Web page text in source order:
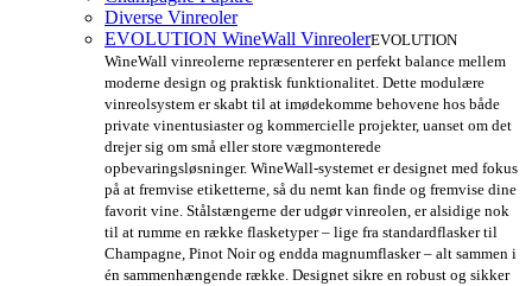
Diverse Vinreoler
EVOLUTION WineWall VinreolerEVOLUTION
WineWall vinreolerne repræsenterer en perfekt balance mellem
moderne design og praktisk funktionalitet. Dette modulære
vinreolsystem er skabt til at imødekomme behovene hos både
private vinentusiaster og kommercielle projekter, uanset om det
drejer sig om små eller store vægmonterede
opbevaringsløsninger. WineWall-systemet er designet med fokus
på at fremvise etiketterne, så du nemt kan finde og fremvise dine
favorit vine. Stålstængerne der udgør vinreolen, er alsidige nok
til at rumme en række flasketyper – lige fra standardflasker til
Champagne, Pinot Noir og endda magnumflasker – alt sammen i
én sammenhængende række. Designet sikre en robust og sikker